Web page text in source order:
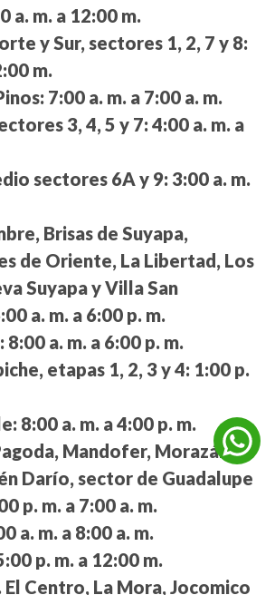
a. m. a 12:00 m.
y Sur, sectores 1, 2, 7 y 8:
m.
7:00 a. m. a 7:00 a. m.
3, 4, 5 y 7: 4:00 a. m. a
sectores 6A y 9: 3:00 a. m.
Brisas de Suyapa,
de Oriente, La Libertad, Los
Suyapa y Villa San
a. m. a 6:00 p. m.
8:00 a. m. a 6:00 p. m.
etapas 1, 2, 3 y 4: 1:00 p.
8:00 a. m. a 4:00 p. m.
Mandofer, Morazán,
Darío, sector de Guadalupe
p. m. a 7:00 a. m.
a. m. a 8:00 a. m.
p. m. a 12:00 m.
El Centro, La Mora, Jocomico